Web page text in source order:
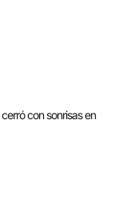
con sonrisas en